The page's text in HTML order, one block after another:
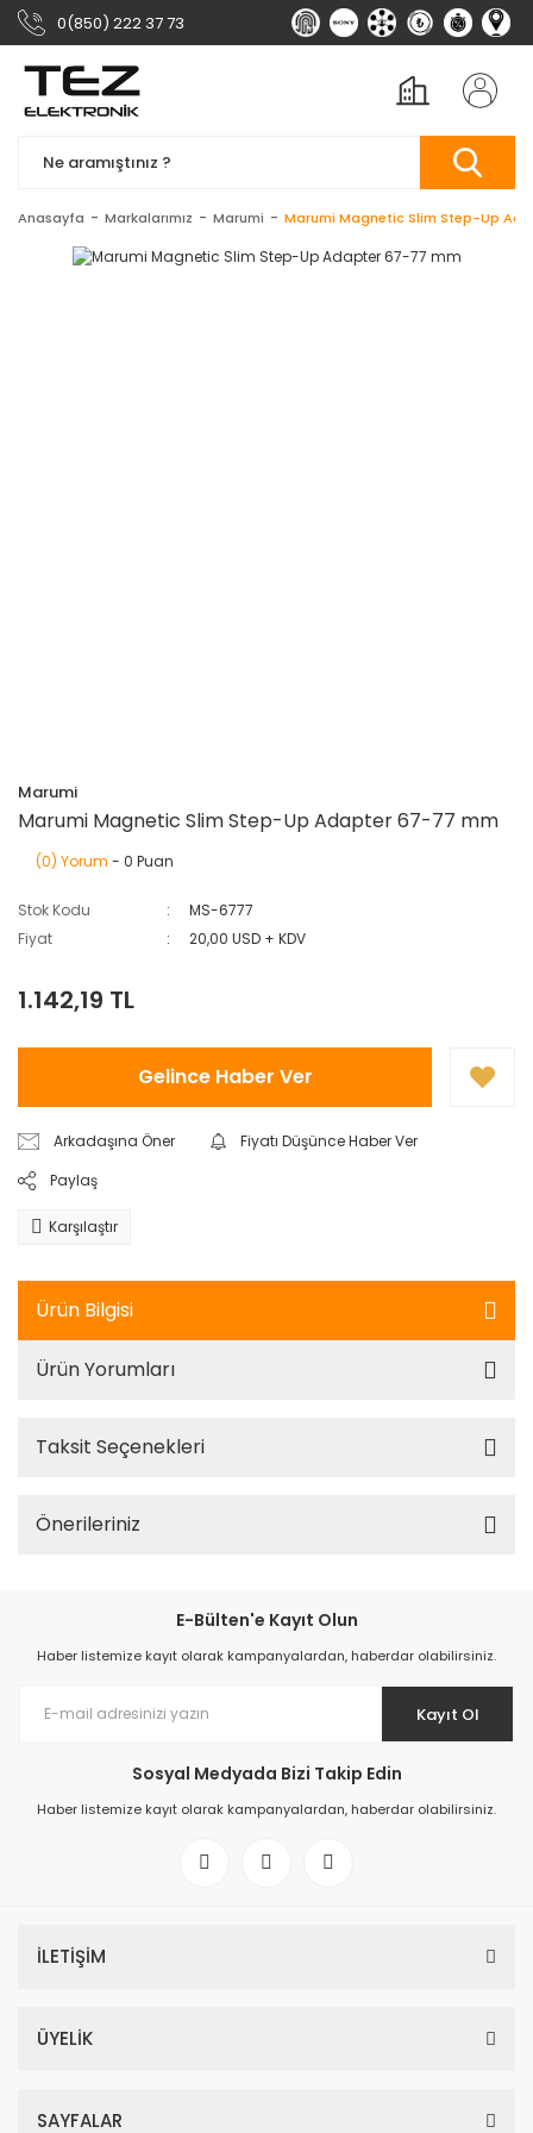
0(850) 222 37 73
Anasayfa Markalarımız Marumi Marumi Magnetic Slim Step-Up
Marumi
Marumi Magnetic Slim Step-Up Adapter 67-77 mm
(0) Yorum - 0 Puan
Stok Kodu
MS-6777
Fiyat
20,00 USD + KDV
1.142,19 TL
Gelince Haber Ver
Arkadaşına Öner
Fiyatı Düşünce Haber Ver
Paylaş
Karşılaştır
Ürün Bilgisi
Ürün Yorumları
Taksit Seçenekleri
Önerileriniz
E-Bülten'e Kayıt Olun
Haber listemize kayıt olarak kampanyalardan, haberdar olabilirsiniz.
Kayıt Ol
Sosyal Medyada Bizi Takip Edin
Haber listemize kayıt olarak kampanyalardan, haberdar olabilirsiniz.
İLETİŞİM
ÜYELİK
SAYFALAR